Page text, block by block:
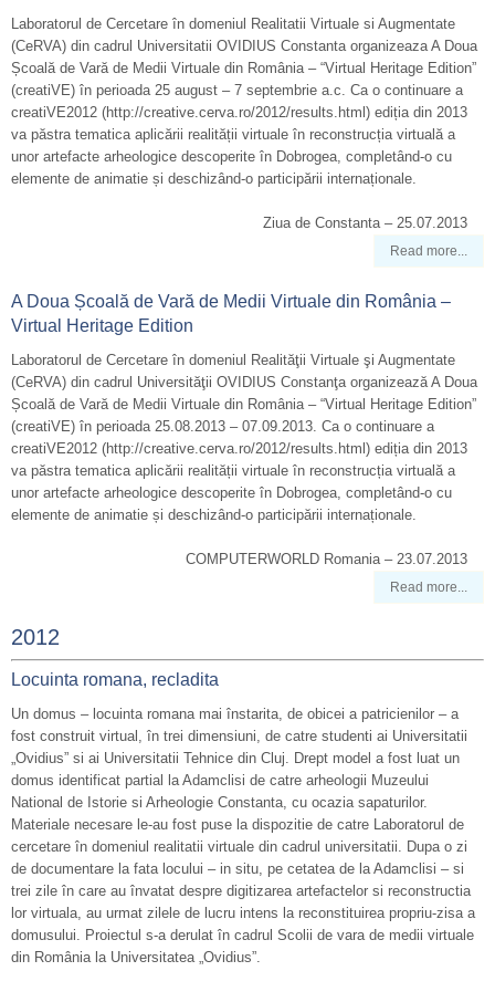
Laboratorul de Cercetare în domeniul Realitatii Virtuale si Augmentate
(CeRVA) din cadrul Universitatii OVIDIUS Constanta organizeaza A Doua
Școală de Vară de Medii Virtuale din România – “Virtual Heritage Edition”
(creatiVE) în perioada 25 august – 7 septembrie a.c. Ca o continuare a
creatiVE2012 (http://creative.cerva.ro/2012/results.html) ediția din 2013
va păstra tematica aplicării realității virtuale în reconstrucția virtuală a
unor artefacte arheologice descoperite în Dobrogea, completând-o cu
elemente de animatie și deschizând-o participării internaționale.
Ziua de Constanta – 25.07.2013
Read more...
A Doua Școală de Vară de Medii Virtuale din România –
Virtual Heritage Edition
Laboratorul de Cercetare în domeniul Realităţii Virtuale şi Augmentate
(CeRVA) din cadrul Universităţii OVIDIUS Constanţa organizează A Doua
Școală de Vară de Medii Virtuale din România – “Virtual Heritage Edition”
(creatiVE) în perioada 25.08.2013 – 07.09.2013. Ca o continuare a
creatiVE2012 (http://creative.cerva.ro/2012/results.html) ediția din 2013
va păstra tematica aplicării realității virtuale în reconstrucția virtuală a
unor artefacte arheologice descoperite în Dobrogea, completând-o cu
elemente de animatie și deschizând-o participării internaționale.
COMPUTERWORLD Romania – 23.07.2013
Read more...
2012
Locuinta romana, recladita
Un domus – locuinta romana mai înstarita, de obicei a patricienilor – a
fost construit virtual, în trei dimensiuni, de catre studenti ai Universitatii
„Ovidius” si ai Universitatii Tehnice din Cluj. Drept model a fost luat un
domus identificat partial la Adamclisi de catre arheologii Muzeului
National de Istorie si Arheologie Constanta, cu ocazia sapaturilor.
Materiale necesare le-au fost puse la dispozitie de catre Laboratorul de
cercetare în domeniul realitatii virtuale din cadrul universitatii. Dupa o zi
de documentare la fata locului – in situ, pe cetatea de la Adamclisi – si
trei zile în care au învatat despre digitizarea artefactelor si reconstructia
lor virtuala, au urmat zilele de lucru intens la reconstituirea propriu-zisa a
domusului. Proiectul s-a derulat în cadrul Scolii de vara de medii virtuale
din România la Universitatea „Ovidius”.